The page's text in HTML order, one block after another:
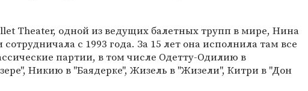
Theater, одной из ведущих балетных трупп в мире, Нина
с 1993 года. За 15 лет она исполнила там все
партии, в том числе Одетту-Одилию в
Никию в "Баядерке", Жизель в "Жизели", Китри в "Дон